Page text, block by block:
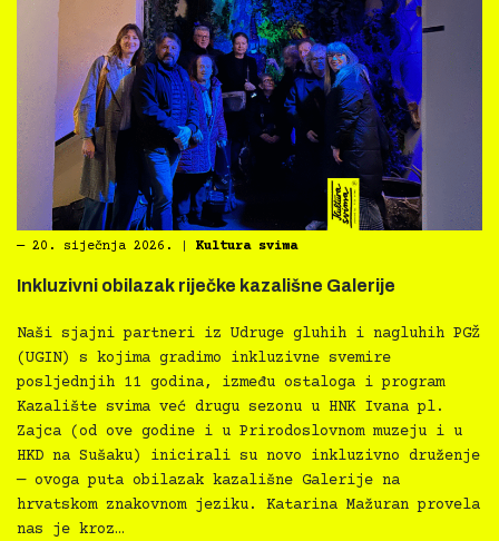
― 20. siječnja 2026. Kultura svima
Inkluzivni obilazak riječke kazališne Galerije
Naši sjajni partneri iz Udruge gluhih i nagluhih PGŽ
(UGIN) s kojima gradimo inkluzivne svemire
posljednjih 11 godina, između ostaloga i program
Kazalište svima već drugu sezonu u HNK Ivana pl.
Zajca (od ove godine i u Prirodoslovnom muzeju i u
HKD na Sušaku) inicirali su novo inkluzivno druženje
— ovoga puta obilazak kazališne Galerije na
hrvatskom znakovnom jeziku. Katarina Mažuran provela
nas je kroz…